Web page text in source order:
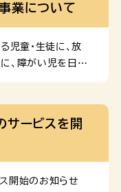
問い合わせ 福岡市
番号：092-715-
ターホームページ
って」 ひとり親家
業について
児童・生徒に、放
、障がい児を日常
日～1月3日は
※ひと月の利用料
者負担額は3,000
できる方 （１）に掲
サービスを開
開始のお知らせ